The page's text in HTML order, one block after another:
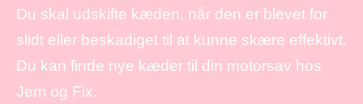
Du skal udskifte kæden, når den er blevet for
slidt eller beskadiget til at kunne skære effektivt.
Du kan finde nye kæder til din motorsav hos
Jem og Fix.